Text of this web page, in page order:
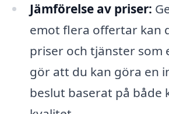
Jämförelse av priser:
emot flera offertar kan
priser och tjänster som
gör att du kan göra en
beslut baserat på både